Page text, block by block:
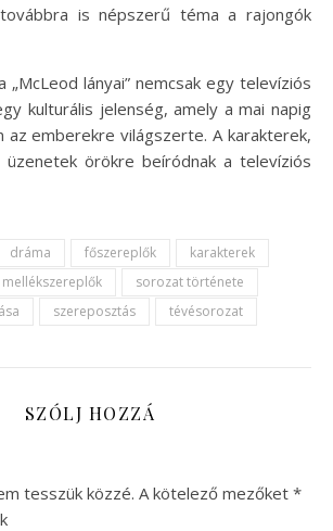
továbbra is népszerű téma a rajongók
„McLeod lányai” nemcsak egy televíziós
kulturális jelenség, amely a mai napig
az emberekre világszerte. A karakterek,
örökre beíródnak a televíziós
dráma főszereplők
karakterek
mellékszereplők
sorozat története
szereposztás tévésorozat
SZÓLJ HOZZÁ
tesszük közzé. A kötelező mezőket *